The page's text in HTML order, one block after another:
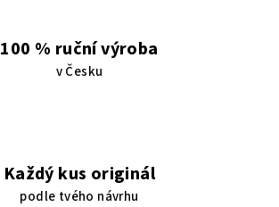
100 % ruční výroba
v Česku
Každý kus originál
podle tvého návrhu